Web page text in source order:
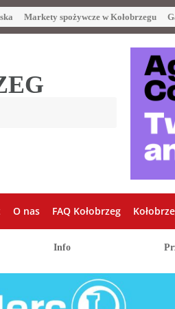
Markety spożywcze w Kołobrzegu
O nas FAQ Kołobrzeg
Info